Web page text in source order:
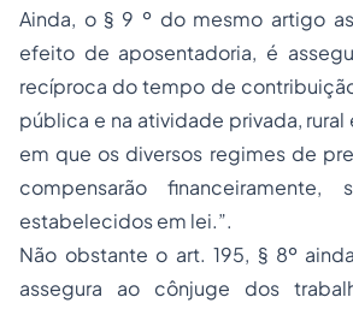
Ainda, o § 9 º do mesmo artigo
efeito de aposentadoria, é
recíproca do tempo de
pública e na atividade privada, rural
em que os diversos regimes de
compensarão financeiramente,
estabelecidos em lei.”.
Não obstante o art. 195, § 8º
assegura ao cônjuge dos